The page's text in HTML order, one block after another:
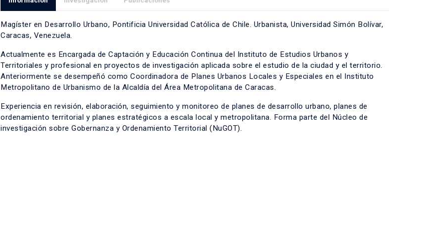
Magíster en Desarrollo Urbano, Pontificia Universidad Católica de Chile. Urbanista, Universidad Simón Bolívar,
Caracas, Venezuela.
Actualmente es Encargada de Captación y Educación Continua del Instituto de Estudios Urbanos y
Territoriales y profesional en proyectos de investigación aplicada sobre el estudio de la ciudad y el territorio.
Anteriormente se desempeñó como Coordinadora de Planes Urbanos Locales y Especiales en el Instituto
Metropolitano de Urbanismo de la Alcaldía del Área Metropolitana de Caracas.
Experiencia en revisión, elaboración, seguimiento y monitoreo de planes de desarrollo urbano, planes de
ordenamiento territorial y planes estratégicos a escala local y metropolitana. Forma parte del Núcleo de
investigación sobre Gobernanza y Ordenamiento Territorial (NuGOT).